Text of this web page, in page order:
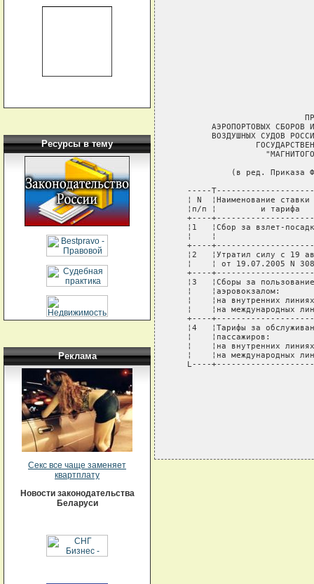
Ресурсы в тему
Реклама
Секс все чаще заменяет
квартплату
Новости законодательства
Беларуси
АЭРОПОРТОВЫХ СБОРОВ
ВОЗДУШНЫХ СУДОВ
(в ред. Приказа
-----
¦ N  ¦Наименование
¦п/п ¦         и тарифа
+----
¦1   ¦Сбор за взлет-
¦    ¦
+----
¦2   ¦Утратил силу с 19
¦    ¦ от 19.07.2005 N
+----
¦3   ¦Сборы за
¦    ¦аэровокзалом:
¦    ¦на внутренних
¦    ¦на международных
+----
¦4   ¦Тарифы за
¦    ¦пассажиров:
¦    ¦на внутренних
¦    ¦на международных
L----